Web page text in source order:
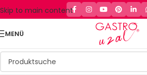
Skip to main content
MENÜ